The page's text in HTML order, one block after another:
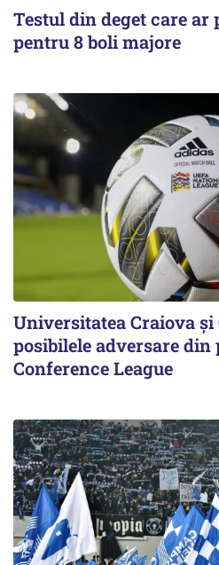
Testul din deget care
pentru 8 boli majore
Universitatea Craiova și
posibilele adversare
Conference League